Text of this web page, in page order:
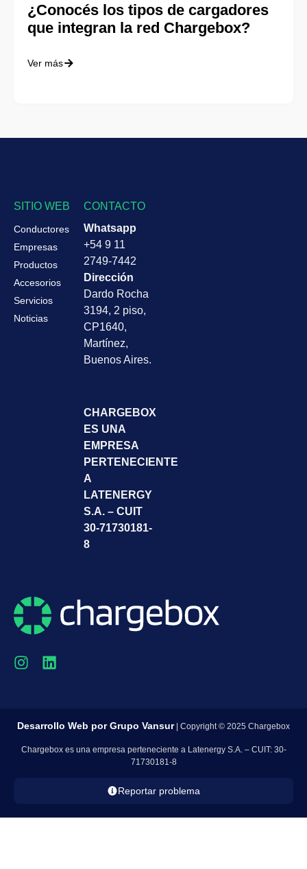
¿Conocés los tipos de cargadores
que integran la red Chargebox?
Ver más
SITIO WEB
Conductores
Empresas
Productos
Accesorios
Servicios
Noticias
CONTACTO
Whatsapp
+54 9 11
2749-7442
Dirección
Dardo Rocha
3194, 2 piso,
CP1640,
Martínez,
Buenos Aires.
CHARGEBOX
ES UNA
EMPRESA
PERTENECIENTE
A
LATENERGY
S.A. – CUIT
30-71730181-
8
Desarrollo Web porGrupo Vansur| Copyright © 2025 Chargebox
Chargebox es una empresa perteneciente a Latenergy S.A. – CUIT: 30-
71730181-8
Reportar problema